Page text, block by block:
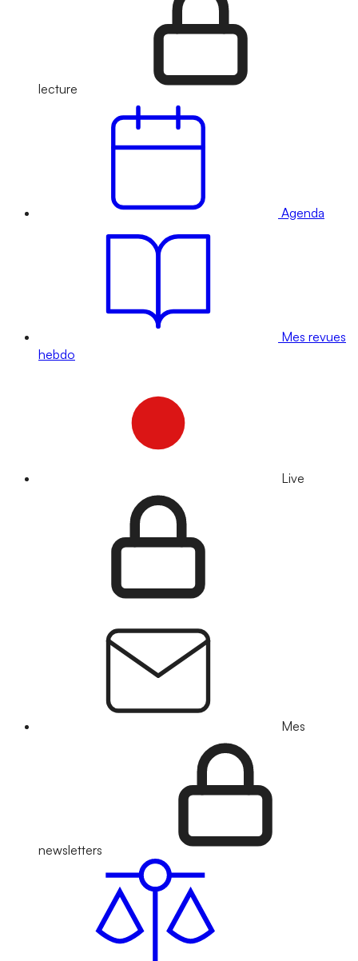
lecture
Agenda
Mes revues
hebdo
Live
Mes
newsletters